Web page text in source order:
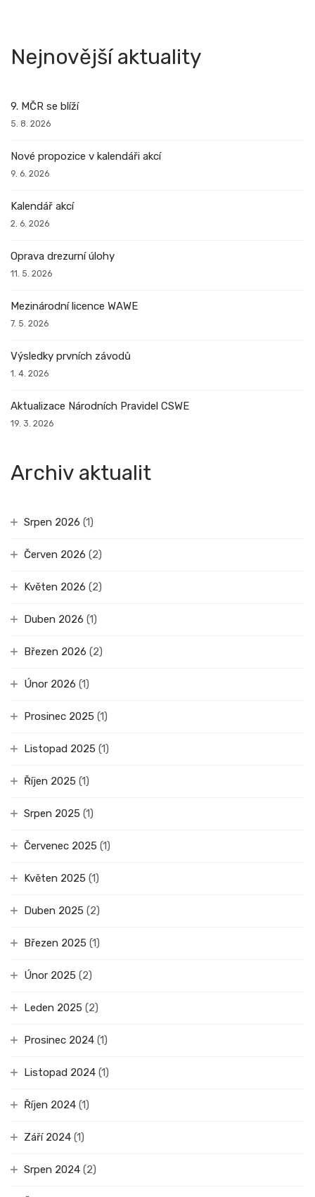
Nejnovější aktuality
9. MČR se blíží
5. 8. 2026
Nové propozice v kalendáři akcí
9. 6. 2026
Kalendář akcí
2. 6. 2026
Oprava drezurní úlohy
11. 5. 2026
Mezinárodní licence WAWE
7. 5. 2026
Výsledky prvních závodů
1. 4. 2026
Aktualizace Národních Pravidel CSWE
19. 3. 2026
Archiv aktualit
Srpen 2026 (1)
Červen 2026 (2)
Květen 2026 (2)
Duben 2026 (1)
Březen 2026 (2)
Únor 2026 (1)
Prosinec 2025 (1)
Listopad 2025 (1)
Říjen 2025 (1)
Srpen 2025 (1)
Červenec 2025 (1)
Květen 2025 (1)
Duben 2025 (2)
Březen 2025 (1)
Únor 2025 (2)
Leden 2025 (2)
Prosinec 2024 (1)
Listopad 2024 (1)
Říjen 2024 (1)
Září 2024 (1)
Srpen 2024 (2)